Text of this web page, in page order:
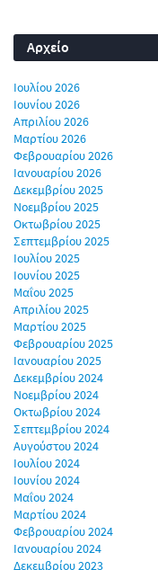
Αρχείο
Ιουλίου 2026
Ιουνίου 2026
Απριλίου 2026
Μαρτίου 2026
Φεβρουαρίου 2026
Ιανουαρίου 2026
Δεκεμβρίου 2025
Νοεμβρίου 2025
Οκτωβρίου 2025
Σεπτεμβρίου 2025
Ιουλίου 2025
Ιουνίου 2025
Μαΐου 2025
Απριλίου 2025
Μαρτίου 2025
Φεβρουαρίου 2025
Ιανουαρίου 2025
Δεκεμβρίου 2024
Νοεμβρίου 2024
Οκτωβρίου 2024
Σεπτεμβρίου 2024
Αυγούστου 2024
Ιουλίου 2024
Ιουνίου 2024
Μαΐου 2024
Μαρτίου 2024
Φεβρουαρίου 2024
Ιανουαρίου 2024
Δεκεμβρίου 2023